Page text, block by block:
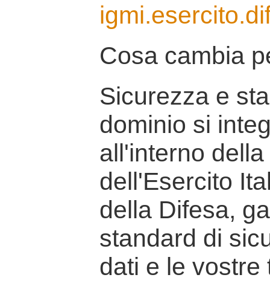
Cosa cambia
Sicurezza e
dominio si
all'interno
dell'Esercito
della Difesa,
standard di
dati e le vostre